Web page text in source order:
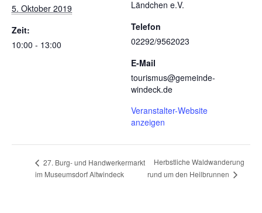
5. Oktober 2019
Zeit:
10:00 - 13:00
Ländchen e.V.
Telefon
02292/9562023
E-Mail
tourismus@gemeinde-
windeck.de
Veranstalter-Website
anzeigen
27. Burg- und Handwerkermarkt
im Museumsdorf Altwindeck
Herbstliche Waldwanderung
rund um den Heilbrunnen